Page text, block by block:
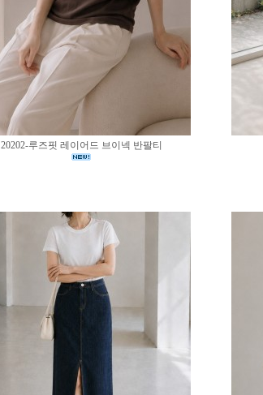
20202-루즈핏 레이어드 브이넥 반팔티